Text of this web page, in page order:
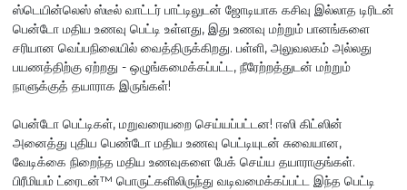
ஸ்டெயின்லெஸ் ஸ்டீல் வாட்டர் பாட்டிலுடன் ஜோடியாக கசிவு இல்லாத டிரிடன்
பென்டோ மதிய உணவு பெட்டி உள்ளது, இது உணவு மற்றும் பானங்களை
சரியான வெப்பநிலையில் வைத்திருக்கிறது. பள்ளி, அலுவலகம் அல்லது
பயணத்திற்கு ஏற்றது - ஒழுங்கமைக்கப்பட்ட, நீரேற்றத்துடன் மற்றும்
நாளுக்குத் தயாராக இருங்கள்!
பென்டோ பெட்டிகள், மறுவரையறை செய்யப்பட்டன! ஈஸி கிட்ஸின்
அனைத்து புதிய பெண்டோ மதிய உணவு பெட்டியுடன் சுவையான,
வேடிக்கை நிறைந்த மதிய உணவுகளை பேக் செய்ய தயாராகுங்கள்.
பிரீமியம் ட்ரைடன்™ பொருட்களிலிருந்து வடிவமைக்கப்பட்ட இந்த பெட்டி